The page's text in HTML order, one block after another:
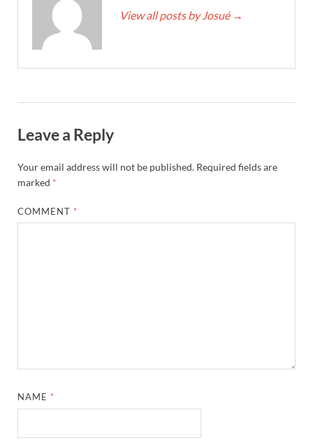
View all posts by Josué →
Leave a Reply
Your email address will not be published. Required fields are
marked *
COMMENT *
NAME *